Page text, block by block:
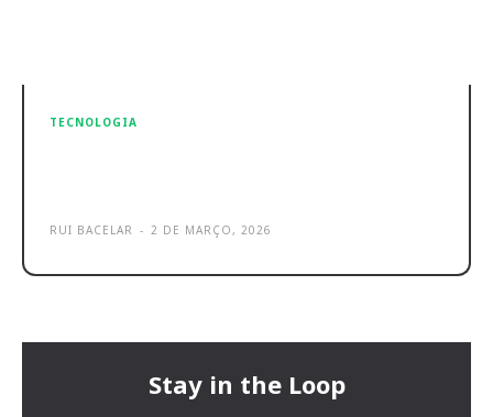
TECNOLOGIA
RUI BACELAR - 2 DE MARÇO, 2026
Stay in the Loop